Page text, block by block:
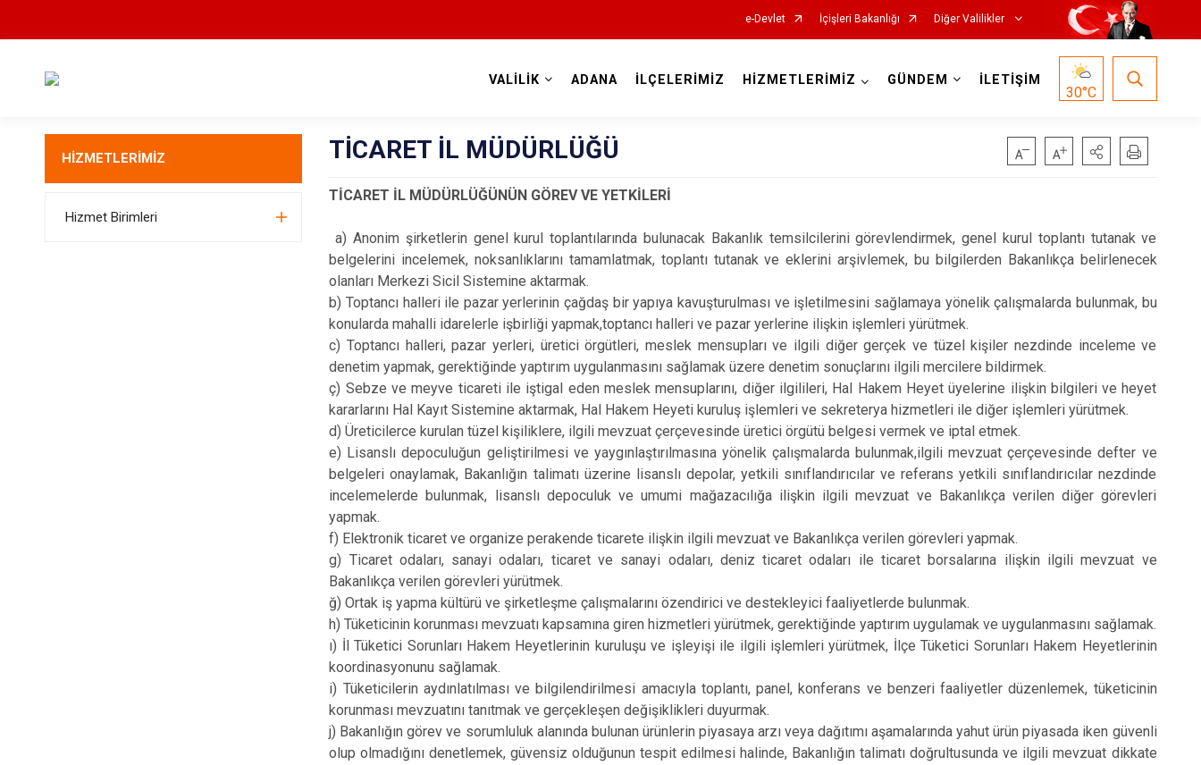
e-Devlet İçişleri Bakanlığı Diğer Valilikler
VALİLİK ADANA İLÇELERİMİZ HİZMETLERİMİZ GÜNDEM İLETİŞİM
30°C
HİZMETLERİMİZ
Hizmet Birimleri
TİCARET İL MÜDÜRLÜĞÜ
TİCARET İL MÜDÜRLÜĞÜNÜN GÖREV VE YETKİLERİ
a) Anonim şirketlerin genel kurul toplantılarında bulunacak Bakanlık temsilcilerini görevlendirmek, genel kurul toplantı tutanak ve
belgelerini incelemek, noksanlıklarını tamamlatmak, toplantı tutanak ve eklerini arşivlemek, bu bilgilerden Bakanlıkça belirlenecek
olanları Merkezi Sicil Sistemine aktarmak.
b) Toptancı halleri ile pazar yerlerinin çağdaş bir yapıya kavuşturulması ve işletilmesini sağlamaya yönelik çalışmalarda bulunmak, bu
konularda mahalli idarelerle işbirliği yapmak,toptancı halleri ve pazar yerlerine ilişkin işlemleri yürütmek.
c) Toptancı halleri, pazar yerleri, üretici örgütleri, meslek mensupları ve ilgili diğer gerçek ve tüzel kişiler nezdinde inceleme ve
denetim yapmak, gerektiğinde yaptırım uygulanmasını sağlamak üzere denetim sonuçlarını ilgili mercilere bildirmek.
ç) Sebze ve meyve ticareti ile iştigal eden meslek mensuplarını, diğer ilgilileri, Hal Hakem Heyet üyelerine ilişkin bilgileri ve heyet
kararlarını Hal Kayıt Sistemine aktarmak, Hal Hakem Heyeti kuruluş işlemleri ve sekreterya hizmetleri ile diğer işlemleri yürütmek.
d) Üreticilerce kurulan tüzel kişiliklere, ilgili mevzuat çerçevesinde üretici örgütü belgesi vermek ve iptal etmek.
e) Lisanslı depoculuğun geliştirilmesi ve yaygınlaştırılmasına yönelik çalışmalarda bulunmak,ilgili mevzuat çerçevesinde defter ve
belgeleri onaylamak, Bakanlığın talimatı üzerine lisanslı depolar, yetkili sınıflandırıcılar ve referans yetkili sınıflandırıcılar nezdinde
incelemelerde bulunmak, lisanslı depoculuk ve umumi mağazacılığa ilişkin ilgili mevzuat ve Bakanlıkça verilen diğer görevleri
yapmak.
f) Elektronik ticaret ve organize perakende ticarete ilişkin ilgili mevzuat ve Bakanlıkça verilen görevleri yapmak.
g) Ticaret odaları, sanayi odaları, ticaret ve sanayi odaları, deniz ticaret odaları ile ticaret borsalarına ilişkin ilgili mevzuat ve
Bakanlıkça verilen görevleri yürütmek.
ğ) Ortak iş yapma kültürü ve şirketleşme çalışmalarını özendirici ve destekleyici faaliyetlerde bulunmak.
h) Tüketicinin korunması mevzuatı kapsamına giren hizmetleri yürütmek, gerektiğinde yaptırım uygulamak ve uygulanmasını sağlamak.
ı) İl Tüketici Sorunları Hakem Heyetlerinin kuruluşu ve işleyişi ile ilgili işlemleri yürütmek, İlçe Tüketici Sorunları Hakem Heyetlerinin
koordinasyonunu sağlamak.
i) Tüketicilerin aydınlatılması ve bilgilendirilmesi amacıyla toplantı, panel, konferans ve benzeri faaliyetler düzenlemek, tüketicinin
korunması mevzuatını tanıtmak ve gerçekleşen değişiklikleri duyurmak.
j) Bakanlığın görev ve sorumluluk alanında bulunan ürünlerin piyasaya arzı veya dağıtımı aşamalarında yahut ürün piyasada iken güvenli
olup olmadığını denetlemek, güvensiz olduğunun tespit edilmesi halinde, Bakanlığın talimatı doğrultusunda ve ilgili mevzuat dikkate